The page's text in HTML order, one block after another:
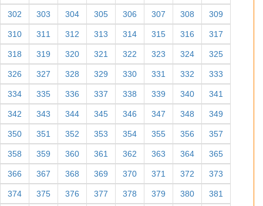
302 303 304 305 306 307 308 309
310 311 312 313 314 315 316 317
318 319 320 321 322 323 324 325
326 327 328 329 330 331 332 333
334 335 336 337 338 339 340 341
342 343 344 345 346 347 348 349
350 351 352 353 354 355 356 357
358 359 360 361 362 363 364 365
366 367 368 369 370 371 372 373
374 375 376 377 378 379 380 381